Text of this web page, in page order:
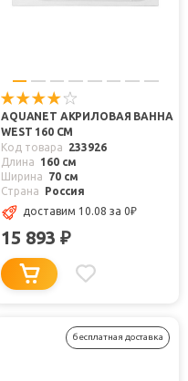
AQUANET АКРИЛОВАЯ ВАННА
WEST 160 СМ
Код товара
233926
Длина
160 см
Ширина
70 см
Страна
Россия
доставим 10.08 за 0₽
15 893 ₽
бесплатная доставка